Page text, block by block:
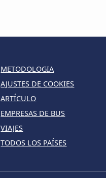
METODOLOGIA
AJUSTES DE COOKIES
ARTÍCULO
EMPRESAS DE BUS
VIAJES
TODOS LOS PAÍSES